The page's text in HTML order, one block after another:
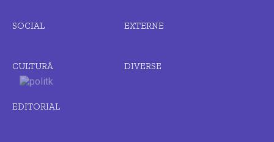
SOCIAL EXTERNE
CULTURĂ DIVERSE
EDITORIAL